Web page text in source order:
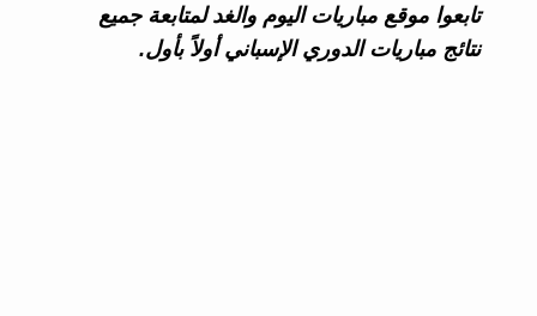
تابعوا موقع مباريات اليوم والغد لمتابعة جميع
نتائج مباريات الدوري الإسباني أولاً بأول.